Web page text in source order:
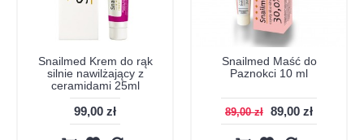
Snailmed Krem do rąk
silnie nawilżający z
ceramidami 25ml
99,00 zł
Snailmed Maść do
Paznokci 10 ml
89,00 zł 89,00 zł